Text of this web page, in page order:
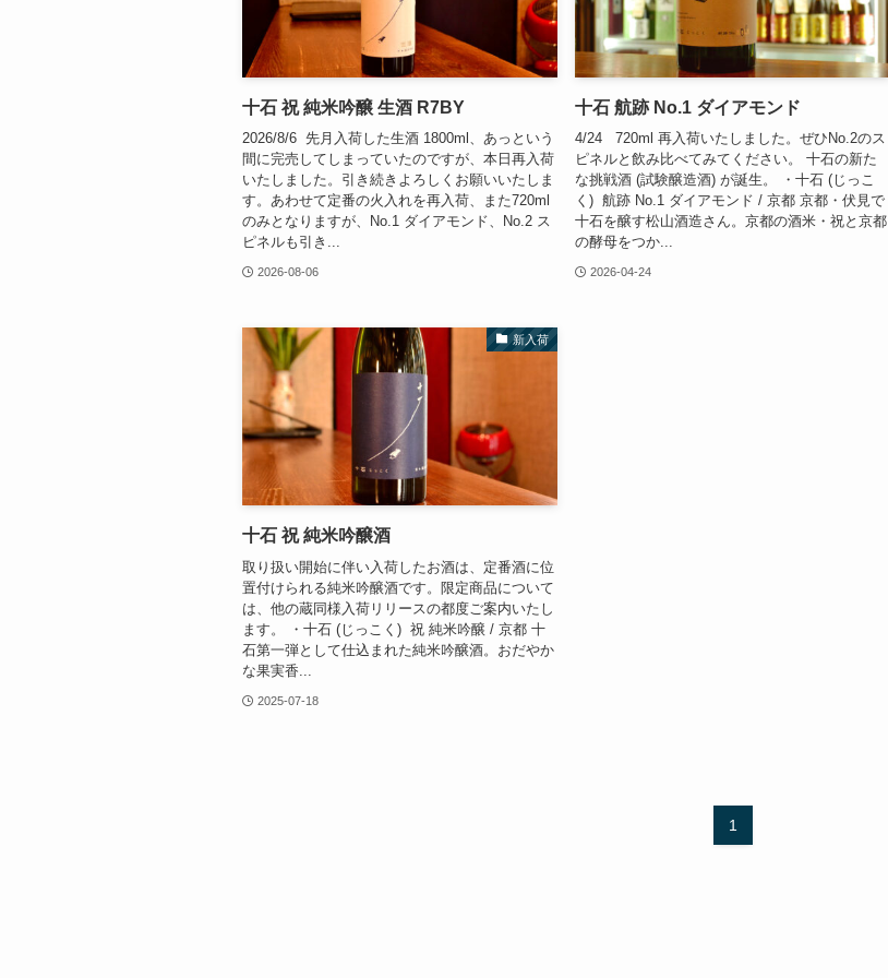
十石 祝 純米吟醸 生酒 R7BY
2026/8/6 先月入荷した生酒 1800ml、あっという
間に完売してしまっていたのですが、本日再入荷
いたしました。引き続きよろしくお願いいたしま
す。あわせて定番の火入れを再入荷、また720ml
のみとなりますが、No.1 ダイアモンド、No.2 ス
ピネルも引き...
2026-08-06
十石 航跡 No.1 ダイアモンド
4/24 720ml 再入荷いたしました。ぜひNo.2のス
ピネルと飲み比べてみてください。 十石の新た
な挑戦酒 (試験醸造酒) が誕生。 ・十石 (じっこ
く) 航跡 No.1 ダイアモンド / 京都 京都・伏見で
十石を醸す松山酒造さん。京都の酒米・祝と京都
の酵母をつか...
2026-04-24
新入荷
十石 祝 純米吟醸酒
取り扱い開始に伴い入荷したお酒は、定番酒に位
置付けられる純米吟醸酒です。限定商品について
は、他の蔵同様入荷リリースの都度ご案内いたし
ます。 ・十石 (じっこく) 祝 純米吟醸 / 京都 十
石第一弾として仕込まれた純米吟醸酒。おだやか
な果実香...
2025-07-18
1